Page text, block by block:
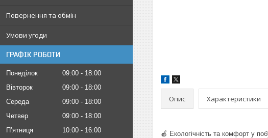
Повернення та обмін
Умови угоди
ГРАФІК РОБОТИ
Понеділок 09:00
18:00
Вівторок
09:00
18:00
Середа
09:00
18:00
Четвер
09:00
18:00
Пʼятниця
10:00
16:00
Опис Характеристики
🍎 Екологічність та комфорт у